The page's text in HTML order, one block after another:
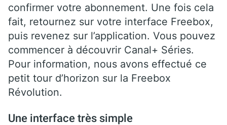
confirmer votre abonnement. Une fois cela
fait, retournez sur votre interface Freebox,
puis revenez sur l’application. Vous pouvez
commencer à découvrir Canal+ Séries.
Pour information, nous avons effectué ce
petit tour d’horizon sur la Freebox
Révolution.
Une interface très simple